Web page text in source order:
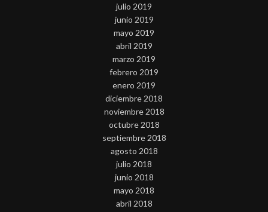
julio 2019
junio 2019
mayo 2019
abril 2019
marzo 2019
febrero 2019
enero 2019
diciembre 2018
noviembre 2018
octubre 2018
septiembre 2018
agosto 2018
julio 2018
junio 2018
mayo 2018
abril 2018